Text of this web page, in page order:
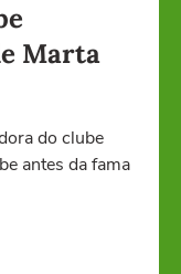
Marta
do clube
antes da fama